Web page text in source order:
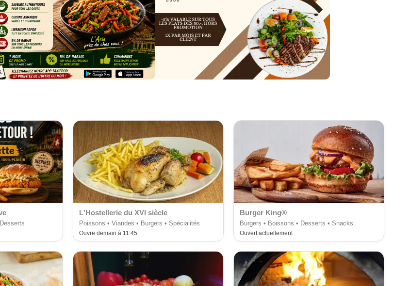
L'Hostellerie du XVI siècle
Poissons • Viandes • Burgers • Spécialités
Ouvre demain à 11:45
Burger King®
Burgers • Boissons • Desserts • Snacks
Ouvert actuellement